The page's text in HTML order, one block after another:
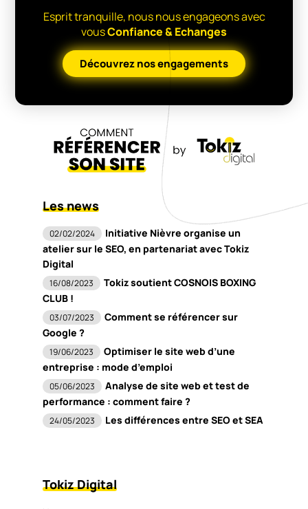
Esprit tranquille, nous nous engageons avec
vousConfiance & Echanges
Découvrez nos engagements
Les news
02/02/2024
Initiative Nièvre organise un
atelier sur le SEO, en partenariat avec Tokiz
Digital
16/08/2023
Tokiz soutient COSNOIS BOXING
CLUB !
03/07/2023
Comment se référencer sur
Google ?
19/06/2023
Optimiser le site web d’une
entreprise : mode d’emploi
05/06/2023
Analyse de site web et test de
performance : comment faire ?
24/05/2023 Les différences entre SEO et SEA
Tokiz Digital